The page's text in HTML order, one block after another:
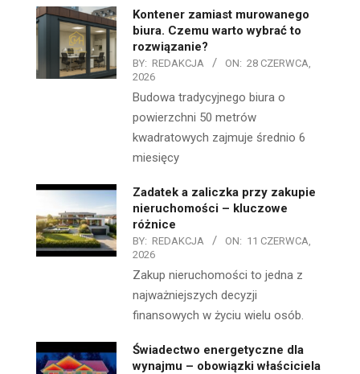
Kontener zamiast murowanego
biura. Czemu warto wybrać to
rozwiązanie?
BY: REDAKCJA ON: 28 CZERWCA,
2026
Budowa tradycyjnego biura o
powierzchni 50 metrów
kwadratowych zajmuje średnio 6
miesięcy
Zadatek a zaliczka przy zakupie
nieruchomości – kluczowe
różnice
BY: REDAKCJA ON: 11 CZERWCA,
2026
Zakup nieruchomości to jedna z
najważniejszych decyzji
finansowych w życiu wielu osób.
Świadectwo energetyczne dla
wynajmu – obowiązki właściciela